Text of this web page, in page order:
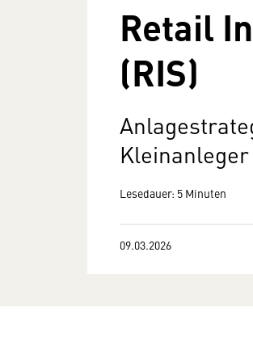
Retail
(RIS)
Lesedauer: 5 Minuten
09.03.2026